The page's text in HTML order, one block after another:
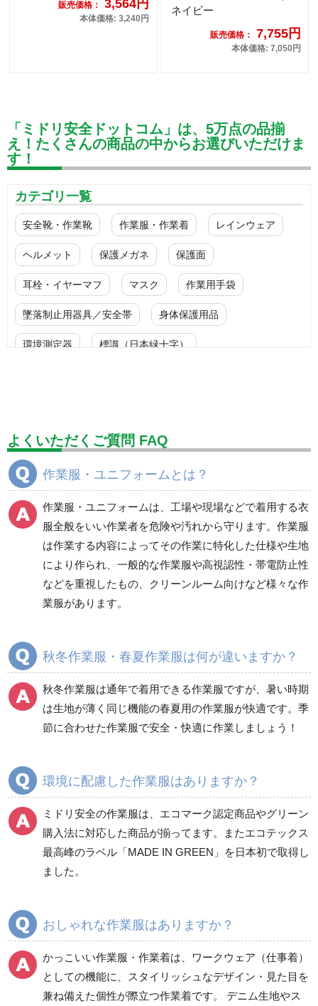
販売価格： 3,564円
本体価格: 3,240円
ネイビー
販売価格： 7,755円
本体価格: 7,050円
「ミドリ安全ドットコム」は、5万点の品揃
え！たくさんの商品の中からお選びいただけま
す！
カテゴリ一覧
安全靴・作業靴 作業服・作業着 レインウェア
ヘルメット 保護メガネ 保護面
耳栓・イヤーマフ マスク 作業用手袋
墜落制止用器具／安全帯 身体保護用品
環境測定器 標識（日本緑十字）
設備用品・作業補助用品 工事作業用品
分煙対策機器
電気保守用品 ワイパー クリーンルーム対策用品
防災グッズ（防災セット） 救急医療品
健康管理器具 季節商品 ウイルス対策用品
商品カテゴリ一覧
秋冬長袖
食品産業用長袖
食品産業用半袖
秋冬長袖
ワークパンツ
春夏ワークパンツ作業
ズボン
秋冬ワークパンツ作業
ズボン
ツ
クリーンウェアワーク
パンツ
カーゴパンツ
春夏カーゴパンツ作業
ズボン
ズボン
よくいただくご質問 FAQ
作業服・ユニフォームとは？
作業服・ユニフォームは、工場や現場などで着用する衣
服全般をいい作業者を危険や汚れから守ります。作業服
は作業する内容によってその作業に特化した仕様や生地
により作られ、一般的な作業服や高視認性・帯電防止性
などを重視したもの、クリーンルーム向けなど様々な作
業服があります。
秋冬作業服・春夏作業服は何が違いますか？
秋冬作業服は通年で着用できる作業服ですが、暑い時期
は生地が薄く同じ機能の春夏用の作業服が快適です。季
節に合わせた作業服で安全・快適に作業しましょう！
環境に配慮した作業服はありますか？
ミドリ安全の作業服は、エコマーク認定商品やグリーン
購入法に対応した商品が揃ってます。またエコテックス
最高峰のラベル「MADE IN GREEN」を日本初で取得し
ました。
おしゃれな作業服はありますか？
かっこいい作業服・作業着は、ワークウェア（仕事着）
としての機能に、スタイリッシュなデザイン・見た目を
兼ね備えた個性が際立つ作業着です。 デニム生地やス